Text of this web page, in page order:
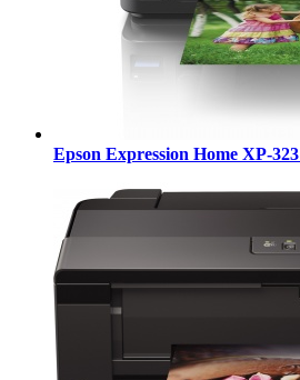
Epson Expression Home XP-323